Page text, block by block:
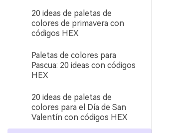
20 ideas de paletas de
colores de primavera con
códigos HEX
Paletas de colores para
Pascua: 20 ideas con códigos
HEX
20 ideas de paletas de
colores para el Día de San
Valentín con códigos HEX